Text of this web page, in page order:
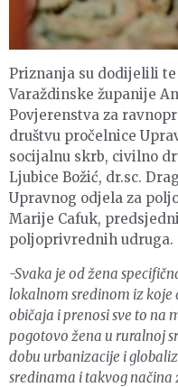
Priznanja su dodijelili
Varaždinske županije
Povjerenstva za
društvu pročelnice
socijalnu skrb, civilno
Ljubice Božić, dr.sc.
Upravnog odjela za
Marije Cafuk,
poljoprivrednih udruga.
-Svaka je od žena
lokalnom sredinom iz koje
običaja i prenosi sve to na
pogotovo žena u ruralnoj
dobu urbanizacije i
sredinama i takvog načina